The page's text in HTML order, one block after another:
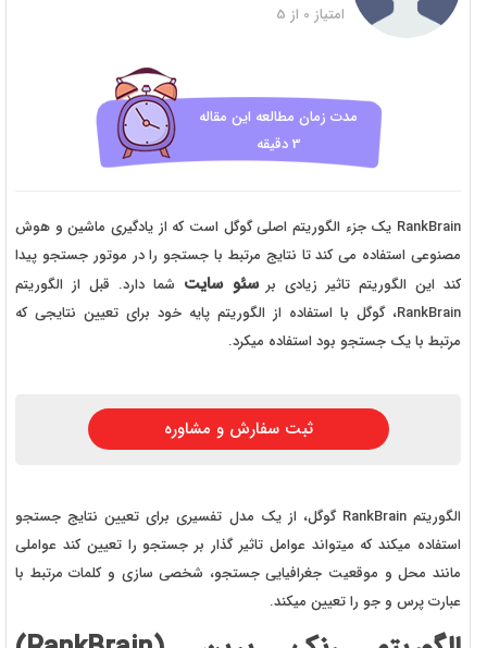
امتیاز 0 از 5
مدت زمان مطالعه این مقاله
3 دقیقه
RankBrain یک جزء الگوریتم اصلی گوگل است که از یادگیری ماشین و هوش
مصنوعی استفاده می کند تا نتایج مرتبط با جستجو را در موتور جستجو پیدا
کند این الگوریتم تاثیر زیادی برسئو سایت شما دارد. قبل از الگوریتم
RankBrain، گوگل با استفاده از الگوریتم پایه خود برای تعیین نتایجی که
مرتبط با یک جستجو بود استفاده میکرد.
ثبت سفارش و مشاوره
الگوریتم RankBrain گوگل، از یک مدل تفسیری برای تعیین نتایج جستجو
استفاده میکند که میتواند عوامل تاثیر گذار بر جستجو را تعیین کند عواملی
مانند محل و موقعیت جغرافیایی جستجو، شخصی سازی و کلمات مرتبط با
عبارت پرس و جو را تعیین میکند.